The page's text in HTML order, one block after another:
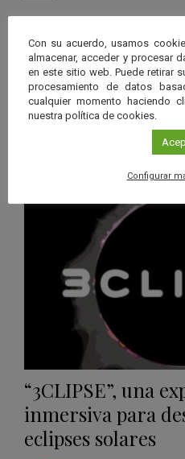
Próximos eventos
26 JUN 2026 - 26
Planetario
“3CLIPSE”, una
inmersiva para
eclipses solares
Con su acuerdo, usamos
almacenar, acceder y procesar
en este sitio web. Puede retirar
procesamiento de datos
cualquier momento haciendo
nuestra política de cookies.
Configurar